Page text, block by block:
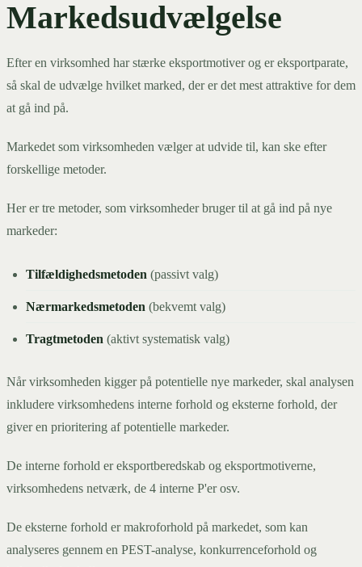
Markedsudvælgelse
Efter en virksomhed har stærke eksportmotiver og er eksportparate,
så skal de udvælge hvilket marked, der er det mest attraktive for dem
at gå ind på.
Markedet som virksomheden vælger at udvide til, kan ske efter
forskellige metoder.
Her er tre metoder, som virksomheder bruger til at gå ind på nye
markeder:
Tilfældighedsmetoden (passivt valg)
Nærmarkedsmetoden (bekvemt valg)
Tragtmetoden (aktivt systematisk valg)
Når virksomheden kigger på potentielle nye markeder, skal analysen
inkludere virksomhedens interne forhold og eksterne forhold, der
giver en prioritering af potentielle markeder.
De interne forhold er eksportberedskab og eksportmotiverne,
virksomhedens netværk, de 4 interne P'er osv.
De eksterne forhold er makroforhold på markedet, som kan
analyseres gennem en PEST-analyse, konkurrenceforhold og